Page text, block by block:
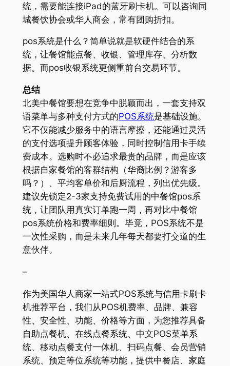
统，需要能连接iPad的蓝牙刷卡机。可以咨询同
城餐饮协会或华人商会，常有团购折扣。
pos系統是什么？简单说就是软硬件结合的系
统，让餐馆能点餐、收银、管理库存、分析数
据。而pos收银系统更侧重前台交易环节。
总结
北美中餐馆要想在竞争中脱颖而出，一套支持双
语菜单与多种支付方式的POS系统是基础设施。
它不仅能减少服务中的语言摩擦，还能通过灵活
的支付选项提升顾客体验，同时控制信用卡手续
费成本。选购时不必追求最贵的品牌，而是应该
根据自家餐馆的客群结构（华裔比例？游客多
吗？）、平均客单价和后厨流程，列出优先级。
建议先锁定2-3家支持免费试用的中餐馆pos系
统，让团队用真实订单跑一周，再对比中餐馆
pos系统价格和费率细则。毕竟，POS系统不是
一次性采购，而是未来几年每天都要打交道的生
意伙伴。
–
作为美国华人商家一站式POS系统与信用卡刷卡
机推荐平台，我们从POS机费率、品牌、兼容
性、安全性、功能、价格等方面，为您推荐具备
自助点餐机、在线点餐系统、中文POS菜单系
统、移动点餐支付一体机、扫码点餐、会员营销
系统、预定等位系统等功能，提供中餐店、家庭